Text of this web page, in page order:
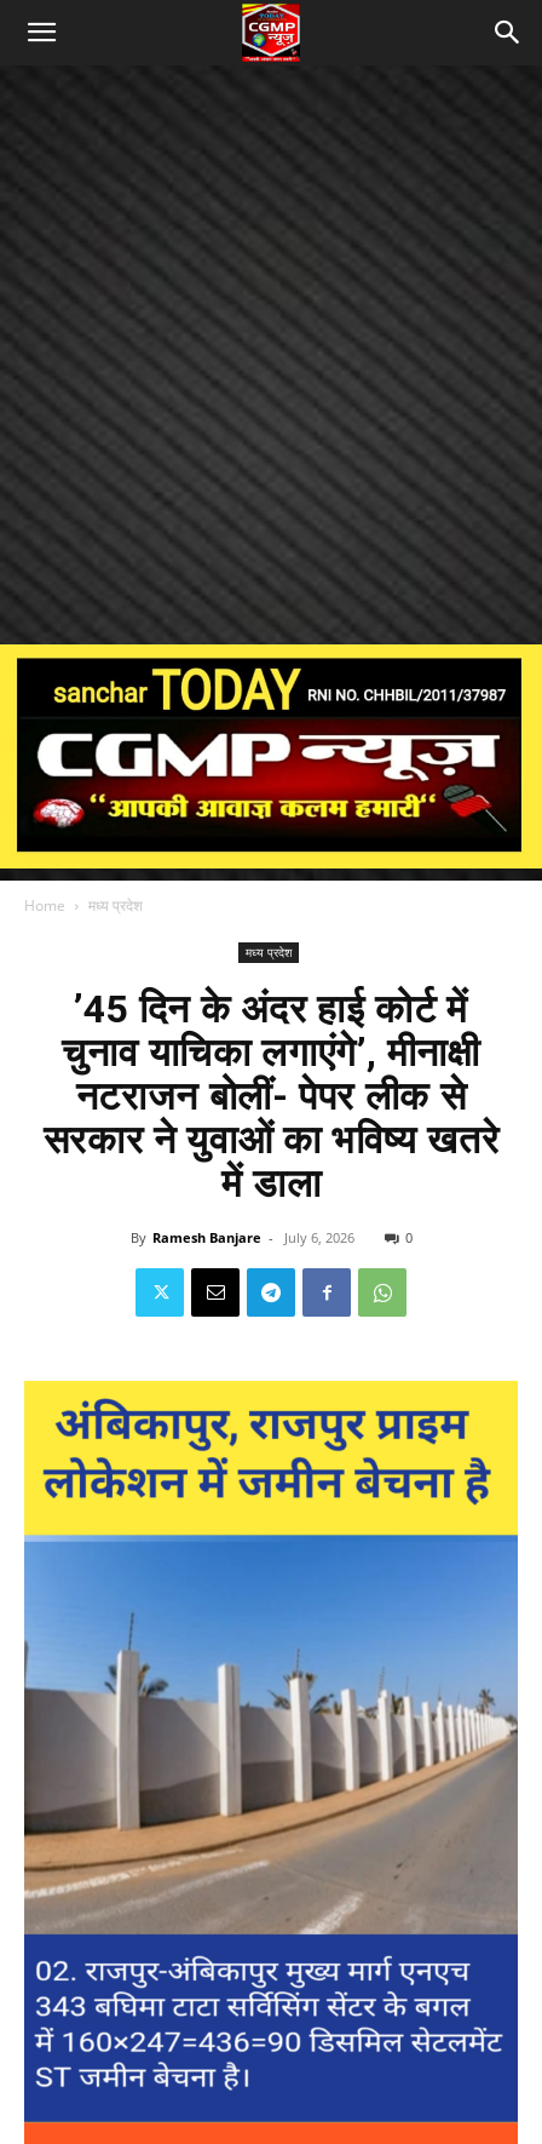
Home मध्य प्रदेश
मध्य प्रदेश
’45 दिन के अंदर हाई कोर्ट में
चुनाव याचिका लगाएंगे’, मीनाक्षी
नटराजन बोलीं- पेपर लीक से
सरकार ने युवाओं का भविष्य खतरे
में डाला
By Ramesh Banjare - July 6, 2026 0